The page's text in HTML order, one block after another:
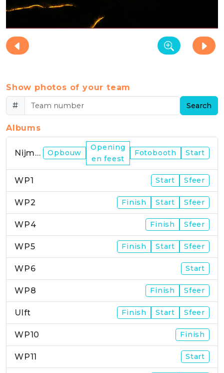
Show photos of your team
#
Search
Albums
Nijmegen Opbouw
Opening
en feest
Fotobooth Start
WP1 Start Sfeer
WP2 Finish Start Sfeer
WP4 Finish Sfeer
WP5 Finish Start Sfeer
WP6 Start
WP8 Finish Sfeer
Ulft Finish Start Sfeer
WP10 Finish
WP11 Start